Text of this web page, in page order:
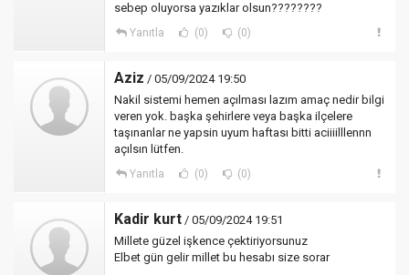
sebep oluyorsa yazıklar olsun????????
Yanıtla (0) (0)
Aziz / 05/09/2024 19:50
Nakil sistemi hemen açılması lazım amaç nedir bilgi
veren yok. başka şehirlere veya başka ilçelere
taşınanlar ne yapsin uyum haftası bitti aciiiilllennn
açılsın lütfen.
Yanıtla (0) (0)
Kadir kurt / 05/09/2024 19:51
Millete güzel işkence çektiriyorsunuz
Elbet gün gelir millet bu hesabı size sorar